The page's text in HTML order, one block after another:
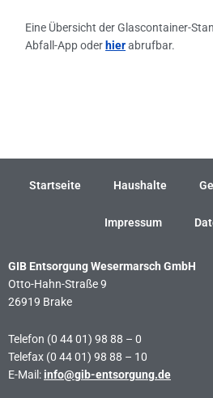
Eine Übersicht der Glascontainer-
Abfall-App oder hierabrufbar.
Startseite Haushalte
Impressum
GIB Entsorgung Wesermarsch GmbH
Otto-Hahn-Straße 9
26919 Brake
Telefon (0 44 01) 98 88 – 0
Telefax (0 44 01) 98 88 – 10
E-Mail: info@gib-entsorgung.de